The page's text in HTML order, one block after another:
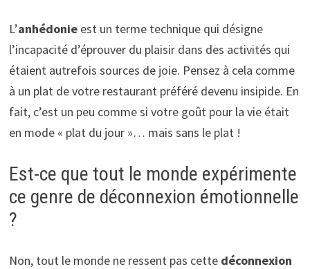
L’anhédonieest un terme technique qui désigne
l’incapacité d’éprouver du plaisir dans des activités qui
étaient autrefois sources de joie. Pensez à cela comme
à un plat de votre restaurant préféré devenu insipide. En
fait, c’est un peu comme si votre goût pour la vie était
en mode « plat du jour »… mais sans le plat !
Est-ce que tout le monde expérimente
ce genre de déconnexion émotionnelle
?
Non, tout le monde ne ressent pas cette déconnexion